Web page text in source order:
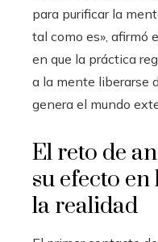
para purificar la
tal como es», afirmó
en que la práctica
a la mente liberarse
genera el mundo
El reto de
su efecto
la realidad